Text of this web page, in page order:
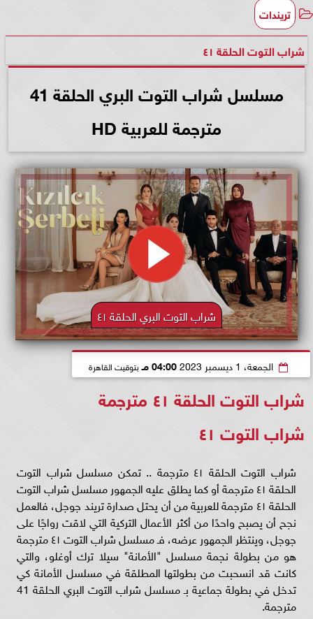
تريندات
شراب التوت الحلقة ٤١
مسلسل شراب التوت البري الحلقة 41
مترجمة للعربية HD
شراب التوت البري الحلقة ٤١
الجمعة، 1 ديسمبر 2023 04:00 مـ بتوقيت القاهرة
شراب التوت الحلقة ٤١ مترجمة
شراب التوت ٤١
شراب التوت الحلقة ٤١ مترجمة .. تمكن مسلسل شراب التوت
الحلقة ٤١ مترجمة أو كما يطلق عليه الجمهور مسلسل شراب التوت
الحلقة ٤١ مترجمة للعربية من أن يحتل صدارة تريند جوجل، فالعمل
نجح أن يصبح واحدًا من أكثر الأعمال التركية التي لاقت رواجًا على
جوجل، وينتظر الجمهور عرضه، فـ مسلسل شراب التوت ٤١ مترجمة
هو من بطولة نجمة مسلسل "الأمانة" سيلا ترك أوغلو، والتي
كانت قد انسحبت من بطولتها المطلقة في مسلسل الأمانة كي
تدخل في بطولة جماعية بـ مسلسل شراب التوت البري الحلقة 41
مترجمة.